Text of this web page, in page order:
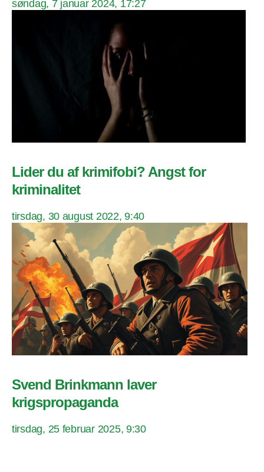
søndag, 7 januar 2024, 17:27
Lider du af krimifobi? Angst for
kriminalitet
tirsdag, 30 august 2022, 9:40
Svend Brinkmann laver
krigspropaganda
tirsdag, 25 februar 2025, 9:30